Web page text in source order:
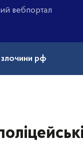
вебпортал
злочини рф